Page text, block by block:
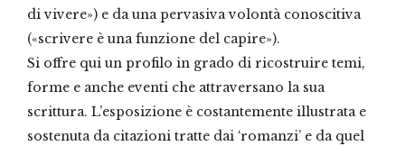
di vivere») e da una pervasiva volontà conoscitiva
(«scrivere è una funzione del capire»).
Si offre qui un profilo in grado di ricostruire temi,
forme e anche eventi che attraversano la sua
scrittura. L’esposizione è costantemente illustrata e
sostenuta da citazioni tratte dai ‘romanzi’ e da quel